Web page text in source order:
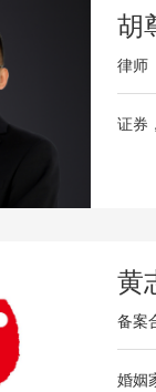
胡
律师
证券
黄
备案
婚姻